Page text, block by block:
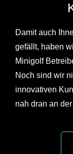
Damit auch
gefällt, haben
Minigolf
Noch sind wir
innovativen
nah dran an